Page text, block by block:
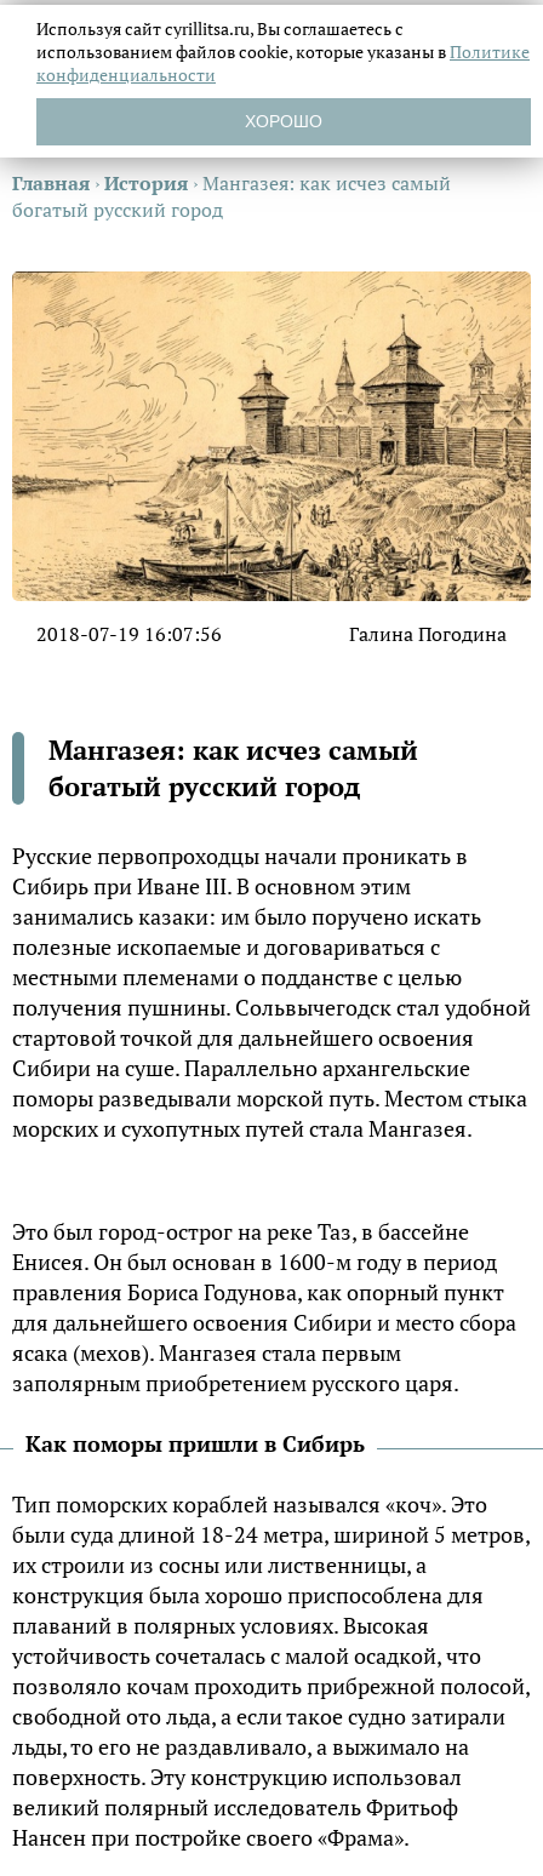
Главная ›История ›Мангазея: как исчез самый
богатый русский город
2018-07-19 16:07:56 Галина Погодина
Мангазея: как исчез самый
богатый русский город
Русские первопроходцы начали проникать в
Сибирь при Иване III. В основном этим
занимались казаки: им было поручено искать
полезные ископаемые и договариваться с
местными племенами о подданстве с целью
получения пушнины. Сольвычегодск стал удобной
стартовой точкой для дальнейшего освоения
Сибири на суше. Параллельно архангельские
поморы разведывали морской путь. Местом стыка
морских и сухопутных путей стала Мангазея.
Это был город-острог на реке Таз, в бассейне
Енисея. Он был основан в 1600-м году в период
правления Бориса Годунова, как опорный пункт
для дальнейшего освоения Сибири и место сбора
ясака (мехов). Мангазея стала первым
заполярным приобретением русского царя.
Как поморы пришли в Сибирь
Тип поморских кораблей назывался «коч». Это
были суда длиной 18-24 метра, шириной 5 метров,
их строили из сосны или лиственницы, а
конструкция была хорошо приспособлена для
плаваний в полярных условиях. Высокая
устойчивость сочеталась с малой осадкой, что
позволяло кочам проходить прибрежной полосой,
свободной ото льда, а если такое судно затирали
льды, то его не раздавливало, а выжимало на
поверхность. Эту конструкцию использовал
великий полярный исследователь Фритьоф
Нансен при постройке своего «Фрама».
Используя сайт cyrillitsa.ru, Вы соглашаетесь с
использованием файловcookie, которые указаны вПолитике
конфиденциальности
ХОРОШО